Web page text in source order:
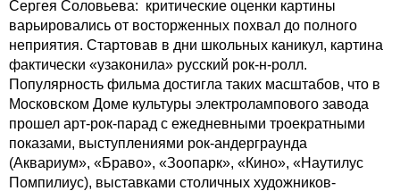
Сергея Соловьева: критические оценки картины
варьировались от восторженных похвал до полного
неприятия. Стартовав в дни школьных каникул, картина
фактически «узаконила» русский рок-н-ролл.
Популярность фильма достигла таких масштабов, что в
Московском Доме культуры электролампового завода
прошел арт-рок-парад с ежедневными троекратными
показами, выступлениями рок-андерграунда
(Аквариум», «Браво», «Зоопарк», «Кино», «Наутилус
Помпилиус), выставками столичных художников-